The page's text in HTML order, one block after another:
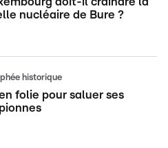
nucléaire de Bure ?
historique
folie pour saluer ses